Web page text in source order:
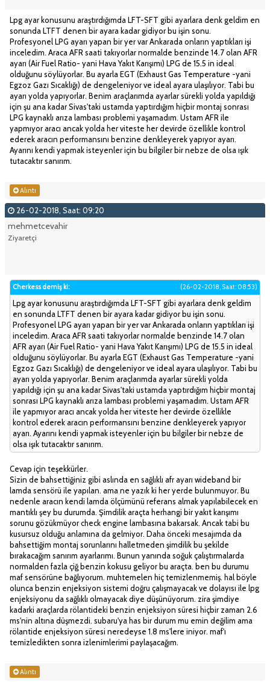
Lpg ayar konusunu araştırdığımda LFT-SFT gibi ayarlara denk geldim en
sonunda LTFT denen bir ayara kadar gidiyor bu işin sonu.
Profesyonel LPG ayarı yapan bir yer var Ankarada onların yaptıkları işi
inceledim. Araca AFR saati takıyorlar normalde benzinde 14.7 olan AFR
ayarı (Air Fuel Ratio- yani Hava Yakıt Karışımı) LPG de 15.5 in ideal
olduğunu söylüyorlar. Bu ayarla EGT (Exhaust Gas Temperature -yani
Egzoz Gazı Sıcaklığı) de dengeleniyor ve ideal ayara ulaşılıyor. Tabi bu
ayarı yolda yapıyorlar. Benim araçlarımda ayarlar sürekli yolda yapıldığı
için şu ana kadar Sivas'taki ustamda yaptırdığım hiçbir montaj sonrası
LPG kaynaklı arıza lambası problemi yaşamadım. Ustam AFR ile
yapmıyor aracı ancak yolda her viteste her devirde özellikle kontrol
ederek aracın performansını benzine denkleyerek yapıyor ayarı.
Ayarını kendi yapmak isteyenler için bu bilgiler bir nebze de olsa ışık
tutacaktır sanırım.
Alıntı
26-02-2018, Saat: 09:20
mehmetcevahir
Ziyaretçi
(26-02-2018, Saat: 08:53)
Cherkess demiş ki:
Lpg ayar konusunu araştırdığımda LFT-SFT gibi ayarlara denk geldim
en sonunda LTFT denen bir ayara kadar gidiyor bu işin sonu.
Profesyonel LPG ayarı yapan bir yer var Ankarada onların yaptıkları işi
inceledim. Araca AFR saati takıyorlar normalde benzinde 14.7 olan
AFR ayarı (Air Fuel Ratio- yani Hava Yakıt Karışımı) LPG de 15.5 in ideal
olduğunu söylüyorlar. Bu ayarla EGT (Exhaust Gas Temperature -yani
Egzoz Gazı Sıcaklığı) de dengeleniyor ve ideal ayara ulaşılıyor. Tabi bu
ayarı yolda yapıyorlar. Benim araçlarımda ayarlar sürekli yolda
yapıldığı için şu ana kadar Sivas'taki ustamda yaptırdığım hiçbir montaj
sonrası LPG kaynaklı arıza lambası problemi yaşamadım. Ustam AFR
ile yapmıyor aracı ancak yolda her viteste her devirde özellikle
kontrol ederek aracın performansını benzine denkleyerek yapıyor
ayarı. Ayarını kendi yapmak isteyenler için bu bilgiler bir nebze de
olsa ışık tutacaktır sanırım.
Cevap için teşekkürler.
Sizin de bahsettiğiniz gibi aslında en sağlıklı afr ayarı wideband bir
lamda sensörü ile yapılan. ama ne yazık ki her yerde bulunmuyor. Bu
nedenle aracın kendi lamda ölçümünü referans almak yapılabilecek en
mantıklı şey bu durumda. Şimdilik araçta herhangi bir yakıt karışımı
sorunu gözükmüyor check engine lambasına bakarsak. Ancak tabi bu
kusursuz olduğu anlamına da gelmiyor. Daha önceki mesajımda da
bahsettiğim montaj sorunlarını halletmeden şimdilik bu şekilde
bırakacağım sanırım ayarlarımı. Bunun yanında soğuk çalıştırmalarda
normalden fazla çiğ benzin kokusu geliyor bu araçta. ben bu durumu
maf sensörüne bağlıyorum. muhtemelen hiç temizlenmemiş. hal böyle
olunca benzin enjeksiyon sistemi doğru çalışmayacak ve dolayısı ile lpg
enjeksiyonu da sağlıklı olmayacak diye düşünüyorum. zira şimdiye
kadarki araçlarda rölantideki benzin enjeksiyon süresi hiçbir zaman 2.6
ms'nin altına düşmezdi. subaru'ya has bir durum mu emin değilim ama
rölantide enjeksiyon süresi neredeyse 1.8 ms'lere iniyor. maf'ı
temizledikten sonra izlenimlerimi paylaşacağım.
Alıntı